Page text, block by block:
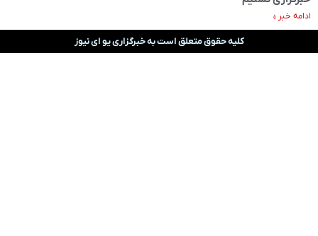
ادامه خبر »
کلیه حقوق متعلق است به خبرگزاری یو ای نیوز